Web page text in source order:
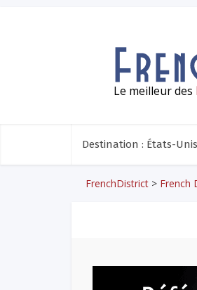
Le meilleur des
Destination : États-Unis
FrenchDistrict > French